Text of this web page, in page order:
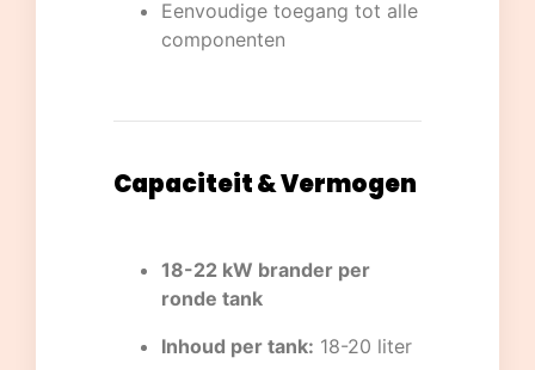
Eenvoudige toegang tot alle
componenten
Capaciteit & Vermogen
18-22 kW brander per
ronde tank
Inhoud per tank: 18-20 liter